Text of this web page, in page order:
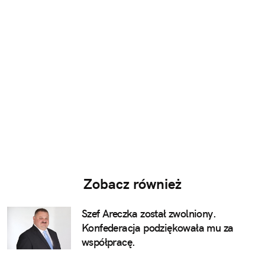
Zobacz również
Szef Areczka został zwolniony.
Konfederacja podziękowała mu za
współpracę.